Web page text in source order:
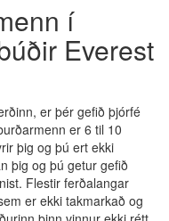
í
Everest
er þér gefið þjórfé
er 6 til 10
þig og þú ert ekki
þig og þú getur gefið
Flestir ferðalangar
er ekki takmarkað og